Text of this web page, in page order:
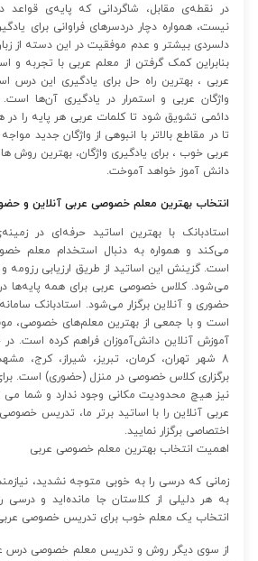
در نقطه‌ی مقابل، شاگردانی که پایه‌ی
نیست، همواره دچار دردسرهای فراوانی برای
دلسردی بیشتر و عدم موفقیت در این دسته از
بنابراین کمک گرفتن از معلم عربی با تجربه و
عربی ، بهترین راه حل برای یادگیری این
واژگان عربی و استمرار در یادگیری آن‌‌ها
دائمی تشویق شود تا کلمات عربی هر پایه را در
تا در مقاطع بالاتر با انبوهی از واژگان جدید
عربی خوب ، برای یادگیری واژگان، بهترین روش
دانش آموز خواهد آموخت.
انتخاب بهترین معلم خصوصی عربی آنلاین و
استادبانک با بهترین اساتید حرفه‌ای در
می‌کند و همواره به دنبال استخدام معلم
است. گزینش این اساتید از طریق ارزیابی رزومه
می‌شود. کلاس خصوصی عربی برای همه پایه‌ها
حضوری و آنلاین برگزار می‌شود. استادبانک
است و با جمعی از بهترین معلم‌های خصوصی،‌
آموزش آنلاین دانش‌آموزان فراهم کرده است. در
8 شهر تهران، کرمان، تبریز، شیراز، کرج،
برگزاری کلاس خصوصی در منزل (حضوری) است.
نیز هیچ محدودیت مکانی وجود ندارد و شما
عربی آنلاین را با اساتید برتر ما، تدریس
اختصاصی برگزار نمایید.
اهمیت انتخاب بهترین معلم خصوصی عربی
زمانی که درسی را به خوبی متوجه نشدید،
به هر دلیلی از کلاستان جا مانده‌اید و درسی
انتخاب یک معلم خوب برای تدریس خصوصی عربی
از سوی دیگر روش و تدریس معلم خصوصی درس